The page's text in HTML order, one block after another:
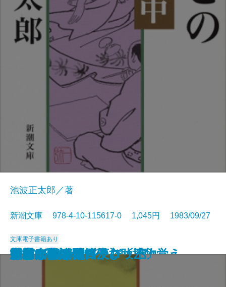
艶書
胡蝶の夢 一
胡蝶の夢 二
男子の本懐
かぼちゃの馬車
神隠し
消えた女―彫師伊之助捕物覚え―
風流太平記
おとこの秘図〔上〕
おとこの秘図〔中〕
池波正太郎／著
新潮文庫 978-4-10-115617-0 1,045円 1983/09/27
文庫電子書籍あり
おとこの秘図〔下〕
忍びの旗
さまざまな迷路
河童が覗いたヨーロッパ
幻の光
日本の昔話
死海のほとり
密会
洪水はわが魂に及び〔上〕
洪水はわが魂に及び〔下〕